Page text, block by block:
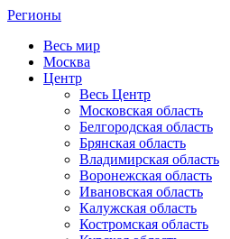
Регионы
Весь мир
Москва
Центр
Весь Центр
Московская область
Белгородская область
Брянская область
Владимирская область
Воронежская область
Ивановская область
Калужская область
Костромская область